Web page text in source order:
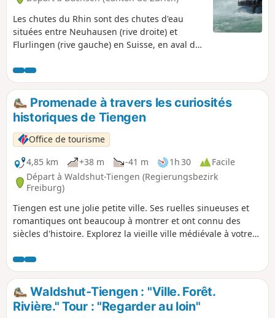
Les chutes du Rhin sont des chutes d'eau
situées entre Neuhausen (rive droite) et
Flurlingen (rive gauche) en Suisse, en aval de
largeur de 150m, elles sont classées parmi les
plus grandes d'Europe. Lorsque le Rhin a son
débit moyen, ce sont 750m3/s d'eau qui
franchissent les rochers.
Promenade à travers les curiosités
historiques de Tiengen
Office de tourisme
4,85 km
+38 m -41 m 1h 30
Facile
Départ à Waldshut-Tiengen (Regierungsbezirk
Freiburg)
Tiengen est une jolie petite ville. Ses ruelles sinueuses et
romantiques ont beaucoup à montrer et ont connu des
siècles d'histoire. Explorez la vieille ville médiévale à votre
Waldshut-Tiengen : "Ville. Forêt.
Rivière." Tour : "Regarder au loin"